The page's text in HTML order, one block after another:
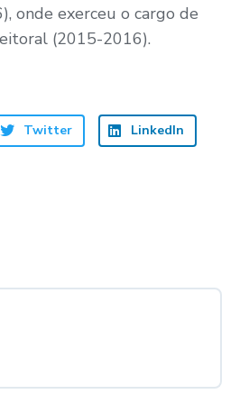
onde exerceu o cargo de
(2015-2016).
Twitter LinkedIn